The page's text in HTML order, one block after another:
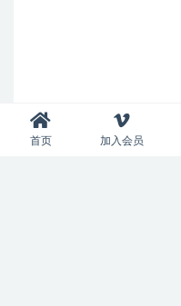
首页 加入会员